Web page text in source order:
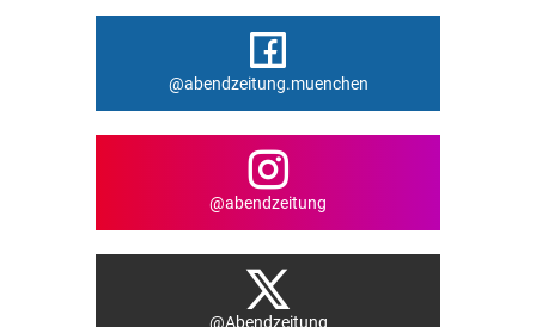
@abendzeitung.muenchen
@abendzeitung
@Abendzeitung